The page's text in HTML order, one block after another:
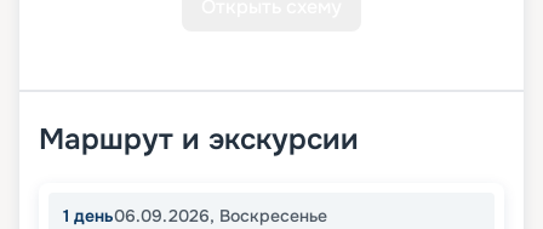
Маршрут и экскурсии
1 день06.09.2026, Воскресенье